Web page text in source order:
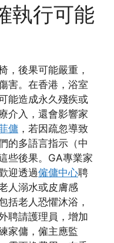
執行可能
，後果可能嚴重，
害。在香港，浴室
能造成永久殘疾或
介入，還會影響家
傭 ，若因疏忽導致
的多語言指示（中
些後果。GA專業家
迎透過僱傭中心聘
人溺水或皮膚感
括老人恐懼沐浴，
聘請護理員，增加
家傭，僱主應監